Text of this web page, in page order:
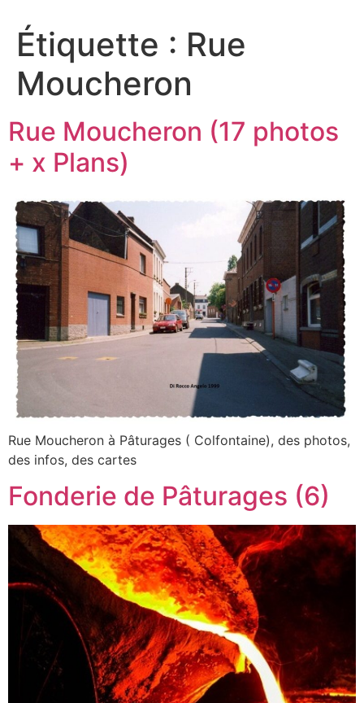
Étiquette : Rue
Moucheron
Rue Moucheron (17 photos
+ x Plans)
Rue Moucheron à Pâturages ( Colfontaine), des photos,
des infos, des cartes
Fonderie de Pâturages (6)